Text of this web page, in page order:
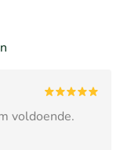
voldoende.